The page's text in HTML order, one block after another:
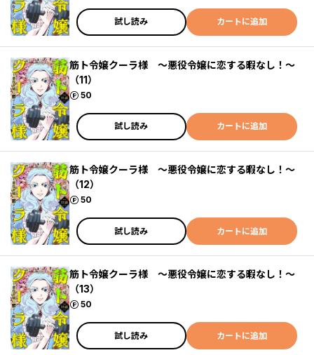
試し読み カートに追加
筋ト令嬢クーラ様 ～悪役令嬢に恋する暇なし！～
（11）
50
ポイント
試し読み カートに追加
筋ト令嬢クーラ様 ～悪役令嬢に恋する暇なし！～
（12）
50
ポイント
試し読み カートに追加
筋ト令嬢クーラ様 ～悪役令嬢に恋する暇なし！～
（13）
50
ポイント
試し読み カートに追加